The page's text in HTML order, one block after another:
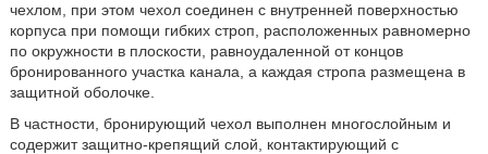
чехлом, при этом чехол соединен с внутренней поверхностью
корпуса при помощи гибких строп, расположенных равномерно
по окружности в плоскости, равноудаленной от концов
бронированного участка канала, а каждая стропа размещена в
защитной оболочке.
В частности, бронирующий чехол выполнен многослойным и
содержит защитно-крепящий слой, контактирующий с